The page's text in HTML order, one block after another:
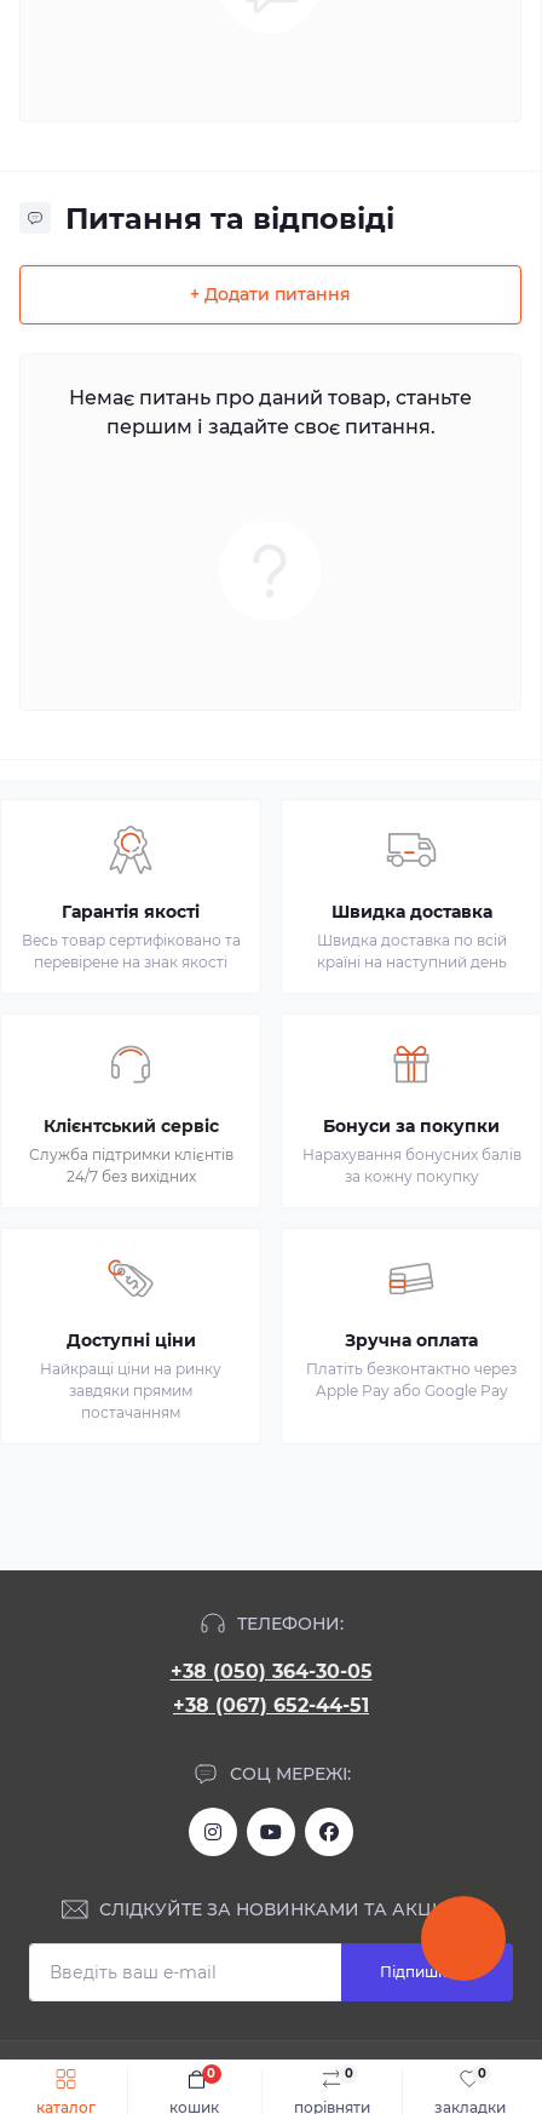
каталог порівняти
0
закладки
0
кошик
0
Швидке замовлення До кошика
Питання та відповіді
+ Додати питання
Немає питань про даний товар, станьте
першим і задайте своє питання.
Гарантія якості
Весь товар сертифіковано та
перевірене на знак якості
Швидка доставка
Швидка доставка по всій
країні на наступний день
Клієнтський сервіс
Служба підтримки клієнтів
24/7 без вихідних
Бонуси за покупки
Нарахування бонусних балів
за кожну покупку
Доступні ціни
Найкращі ціни на ринку
завдяки прямим
постачанням
Зручна оплата
Платіть безконтактно через
Apple Pay або Google Pay
ТЕЛЕФОНИ:
+38 (050) 364-30-05
+38 (067) 652-44-51
СОЦ МЕРЕЖІ:
СЛІДКУЙТЕ ЗА НОВИНКАМИ ТА АКЦІЯМИ:
Підпишіться
ІНФОРМАЦІЯ